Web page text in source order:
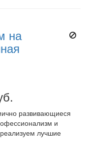
на
развивающиеся
и
лучшие